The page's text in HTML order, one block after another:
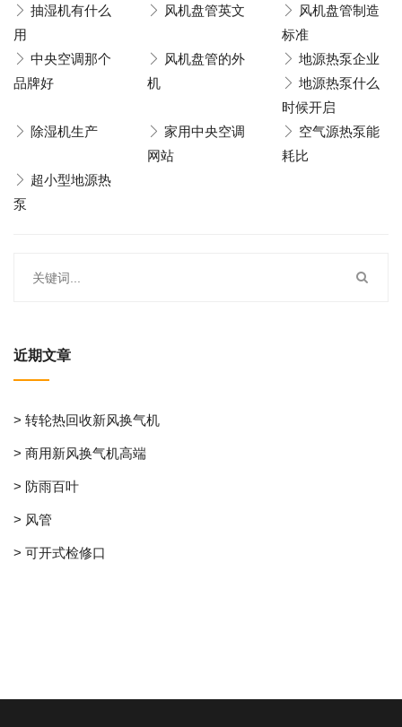
抽湿机有什么
用
风机盘管英文
风机盘管制造
标准
中央空调那个
品牌好
风机盘管的外
机
地源热泵企业
地源热泵什么
时候开启
除湿机生产
家用中央空调
网站
空气源热泵能
耗比
超小型地源热
泵
近期文章
> 转轮热回收新风换气机
> 商用新风换气机高端
> 防雨百叶
> 风管
> 可开式检修口